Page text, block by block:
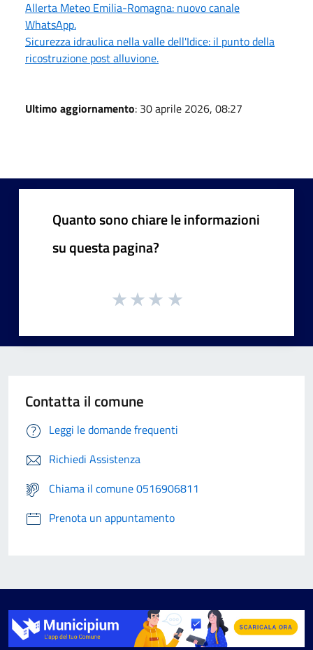
Allerta Meteo Emilia-Romagna: nuovo canale
WhatsApp.
Sicurezza idraulica nella valle dell'Idice: il punto della
ricostruzione post alluvione.
Ultimo aggiornamento: 30 aprile 2026, 08:27
Quanto sono chiare le informazioni
su questa pagina?
Contatta il comune
Leggi le domande frequenti
Richiedi Assistenza
Chiama il comune 0516906811
Prenota un appuntamento